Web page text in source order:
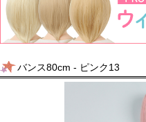
バンス80cm - ピンク13